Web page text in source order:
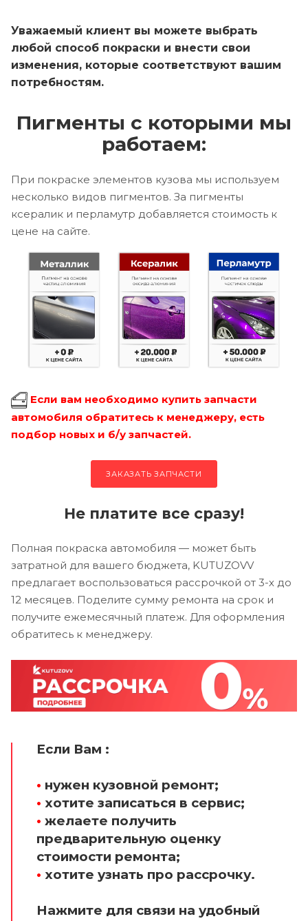
Уважаемый клиент вы можете выбрать
любой способ покраски и внести свои
изменения, которые соответствуют вашим
потребностям.
Пигменты с которыми мы
работаем:
При покраске элементов кузова мы используем
несколько видов пигментов. За пигменты
ксералик и перламутр добавляется стоимость к
цене на сайте.
Если вам необходимо купить запчасти
автомобиля обратитесь к менеджеру, есть
подбор новых и б/у запчастей.
ЗАКАЗАТЬ ЗАПЧАСТИ
Не платите все сразу!
Полная покраска автомобиля — может быть
затратной для вашего бюджета, KUTUZOVV
предлагает воспользоваться рассрочкой от 3-х до
12 месяцев. Поделите сумму ремонта на срок и
получите ежемесячный платеж. Для оформления
обратитесь к менеджеру.
Если Вам :
• нужен кузовной ремонт;
• хотите записаться в сервис;
• желаете получить
предварительную оценку
стоимости ремонта;
• хотите узнать про рассрочку.
Нажмите для связи на удобный